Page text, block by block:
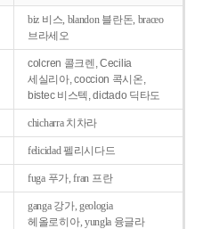
biz 비스, blandon 블란돈, braceo
브라세오
colcren 콜크렌, Cecilia
세실리아, coccion 콕시온,
bistec 비스텍, dictado 딕타도
chicharra 치차라
felicidad 펠리시다드
fuga 푸가, fran 프란
ganga 강가, geologia
헤올로히아, yungla 융글라